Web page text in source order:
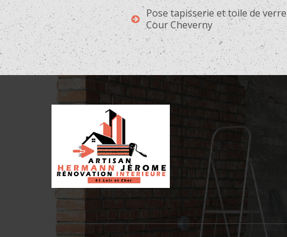
Pose tapisserie et toile de verre
Cour Cheverny